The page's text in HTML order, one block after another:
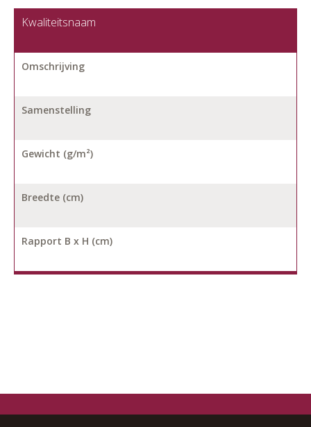
Kwaliteitsnaam
Omschrijving
Samenstelling
Gewicht (g/m²)
Breedte (cm)
Rapport B x H (cm)